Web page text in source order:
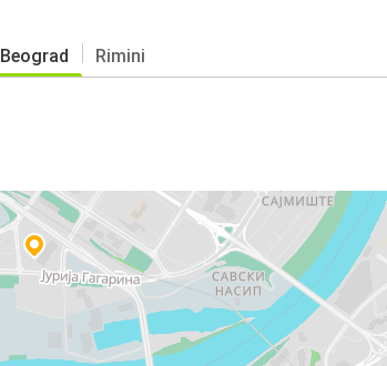
Beograd Rimini